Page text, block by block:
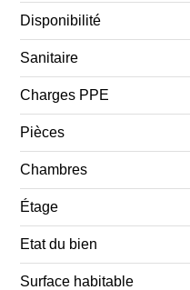
Disponibilité
Sanitaire
Charges PPE
Pièces
Chambres
Étage
Etat du bien
Surface habitable